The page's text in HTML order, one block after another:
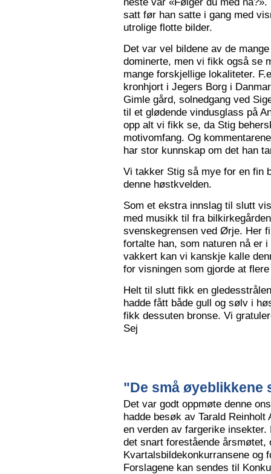
satt før han satte i gang med
utrolige flotte bilder.
Det var vel bildene av de
dominerte, men vi fikk også se
mange forskjellige lokaliteter.
kronhjort i Jegers Borg i
Gimle gård, solnedgang ved
til et glødende vindusglass på
opp alt vi fikk se, da Stig
motivomfang. Og
har stor kunnskap om det han
Vi takker Stig så mye for en fin
denne høstkvelden.
Som et ekstra innslag til slutt
med musikk til fra
svenskegrensen ved Ørje. Her
fortalte han, som naturen nå er
vakkert kan vi kanskje kalle
for visningen som gjorde at
Helt til slutt fikk en
hadde fått både gull og sølv i
fikk dessuten bronse. Vi
Sej
"De små øyeblikkene
Det var godt oppmøte denne
hadde besøk av Tarald
en verden av fargerike
det snart forestående
Kvartalsbildekonkurransene og
Forslagene kan sendes til